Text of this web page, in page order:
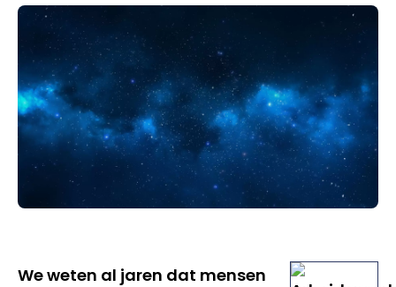
We weten al jaren dat mensen